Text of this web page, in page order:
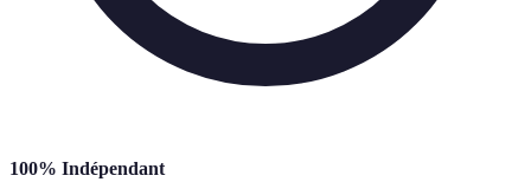
100% Indépendant